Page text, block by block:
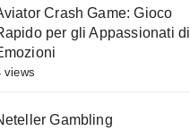
Crash Game: Gioco
per gli Appassionati di
views
Gambling